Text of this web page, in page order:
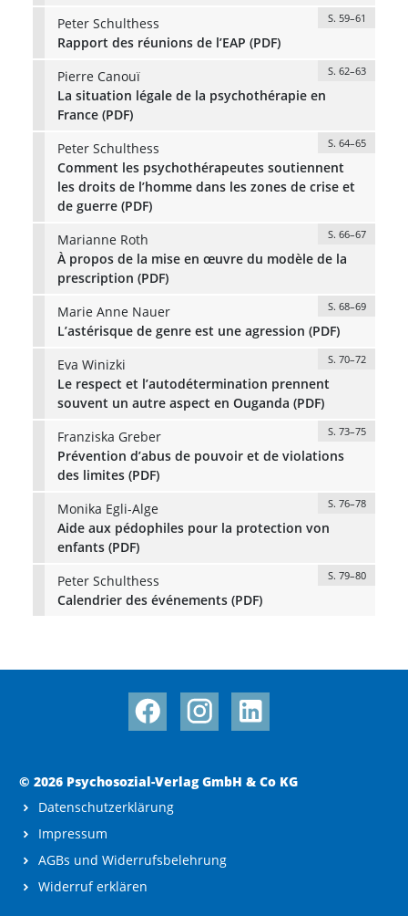
Peter Schulthess
S. 59–61
Rapport des réunions de l’EAP (PDF)
Pierre Canouï
S. 62–63
La situation légale de la psychothérapie en
France (PDF)
Peter Schulthess
S. 64–65
Comment les psychothérapeutes soutiennent
les droits de l’homme dans les zones de crise et
de guerre (PDF)
Marianne Roth
S. 66–67
À propos de la mise en œuvre du modèle de la
prescription (PDF)
Marie Anne Nauer
S. 68–69
L’astérisque de genre est une agression (PDF)
Eva Winizki
S. 70–72
Le respect et l’autodétermination prennent
souvent un autre aspect en Ouganda (PDF)
Franziska Greber
S. 73–75
Prévention d’abus de pouvoir et de violations
des limites (PDF)
Monika Egli-Alge
S. 76–78
Aide aux pédophiles pour la protection von
enfants (PDF)
Peter Schulthess
S. 79–80
Calendrier des événements (PDF)
© 2026 Psychosozial-Verlag GmbH & Co KG
Datenschutzerklärung
Impressum
AGBs und Widerrufsbelehrung
Widerruf erklären